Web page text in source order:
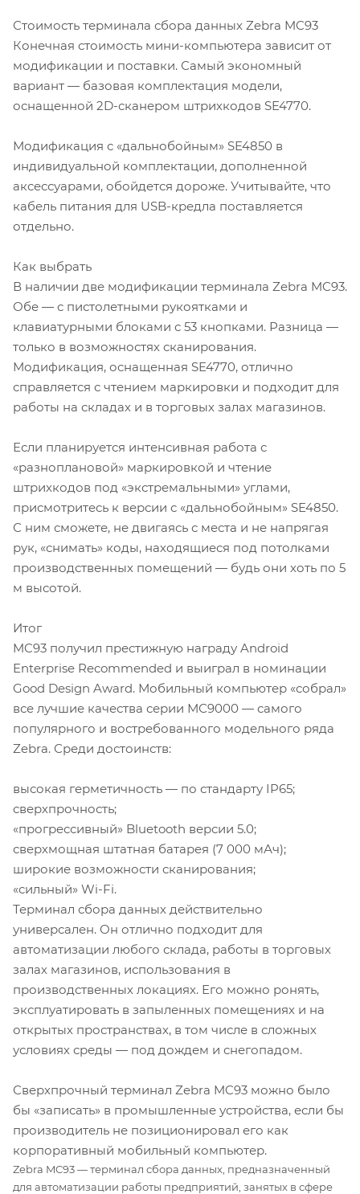
Стоимость терминала сбора данных Zebra MC93
Конечная стоимость мини-компьютера зависит от
модификации и поставки. Самый экономный
вариант — базовая комплектация модели,
оснащенной 2D-сканером штрихкодов SE4770.
Модификация с «дальнобойным» SE4850 в
индивидуальной комплектации, дополненной
аксессуарами, обойдется дороже. Учитывайте, что
кабель питания для USB-кредла поставляется
отдельно.
Как выбрать
В наличии две модификации терминала Zebra MC93.
Обе — с пистолетными рукоятками и
клавиатурными блоками с 53 кнопками. Разница —
только в возможностях сканирования.
Модификация, оснащенная SE4770, отлично
справляется с чтением маркировки и подходит для
работы на складах и в торговых залах магазинов.
Если планируется интенсивная работа с
«разноплановой» маркировкой и чтение
штрихкодов под «экстремальными» углами,
присмотритесь к версии с «дальнобойным» SE4850.
С ним сможете, не двигаясь с места и не напрягая
рук, «снимать» коды, находящиеся под потолками
производственных помещений — будь они хоть по 5
м высотой.
Итог
MC93 получил престижную награду Android
Enterprise Recommended и выиграл в номинации
Good Design Award. Мобильный компьютер «собрал»
все лучшие качества серии МС9000 — самого
популярного и востребованного модельного ряда
Zebra. Среди достоинств:
высокая герметичность — по стандарту IP65;
сверхпрочность;
«прогрессивный» Bluetooth версии 5.0;
сверхмощная штатная батарея (7 000 мАч);
широкие возможности сканирования;
«сильный» Wi-Fi.
Терминал сбора данных действительно
универсален. Он отлично подходит для
автоматизации любого склада, работы в торговых
залах магазинов, использования в
производственных локациях. Его можно ронять,
эксплуатировать в запыленных помещениях и на
открытых пространствах, в том числе в сложных
условиях среды — под дождем и снегопадом.
Сверхпрочный терминал Zebra MC93 можно было
бы «записать» в промышленные устройства, если бы
производитель не позиционировал его как
корпоративный мобильный компьютер.
Zebra MC93 — терминал сбора данных, предназначенный
для автоматизации работы предприятий, занятых в сфере